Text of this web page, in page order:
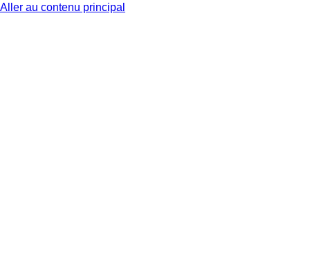
Aller au contenu principal